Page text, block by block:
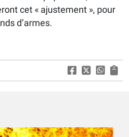
cet « ajustement », pour
d’armes.